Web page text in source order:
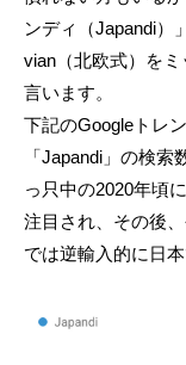
ンディ（Japandi）
vian（北欧式）を
言います。
下記のGoogleトレ
「Japandi」の検
っ只中の2020年頃
注目され、その後
では逆輸入的に日